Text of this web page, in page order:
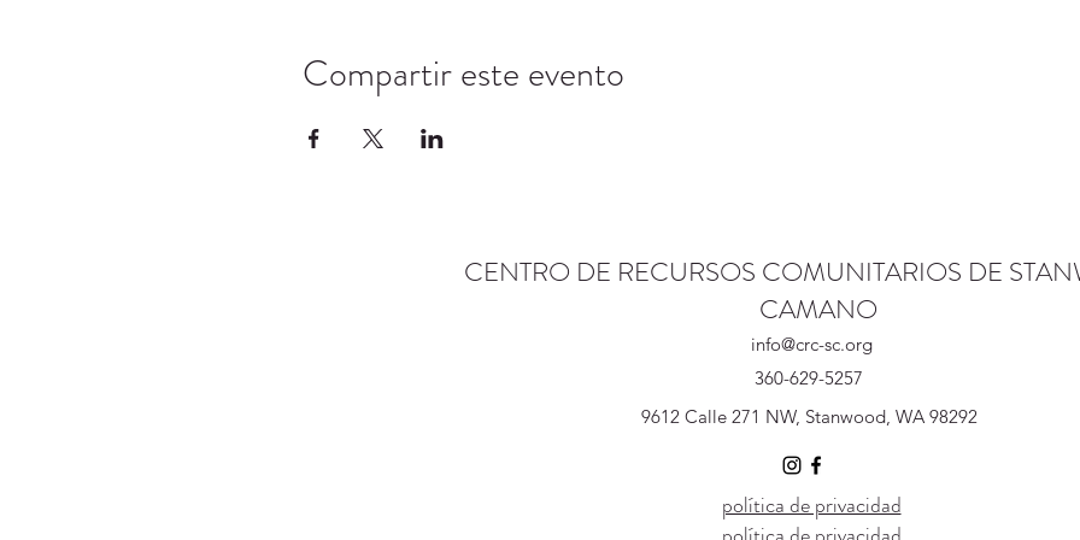
Compartir este evento
CENTRO DE RECURSOS COMUNITARIOS DE
CAMANO
info@crc-sc.org
360-629-5257
9612 Calle 271 NW, Stanwood, WA 98292
política de privacidad